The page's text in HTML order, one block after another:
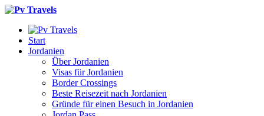
Start
Jordanien
Über Jordanien
Visas für Jordanien
Border Crossings
Beste Reisezeit nach Jordanien
Gründe für einen Besuch in Jordanien